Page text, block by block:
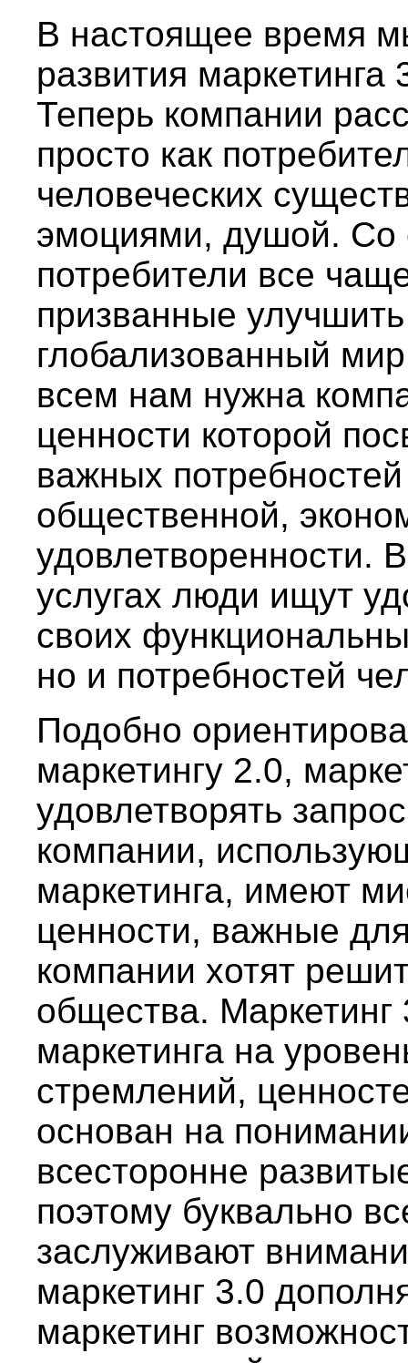
В настоящее время
развития
Теперь компании
просто как
человеческих
эмоциями, душой. Со
потребители все
призванные
глобализованный
всем нам нужна
ценности которой
важных
общественной,
удовлетворенности.
услугах люди ищут
своих
но и потребностей
Подобно
маркетингу 2.0,
удовлетворять
компании,
маркетинга, имеют
ценности, важные
компании хотят
общества.
маркетинга на
стремлений,
основан на
всесторонне
поэтому буквально
заслуживают
маркетинг 3.0
маркетинг